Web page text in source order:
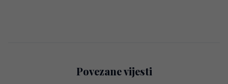
Povezane vijesti